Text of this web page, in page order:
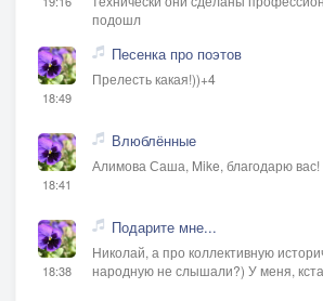
подошл
18:49
Песенка про поэтов
Прелесть какая!))+4
18:41
Влюблённые
Алимова Саша, Mike, благодарю вас!
18:38
Подарите мне...
Николай, а про коллективную
народную не слышали?) У меня,